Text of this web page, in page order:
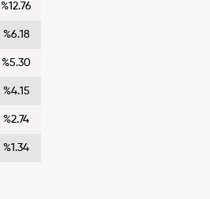
%12.76
%6.18
%5.30
%4.15
%2.74
%1.34